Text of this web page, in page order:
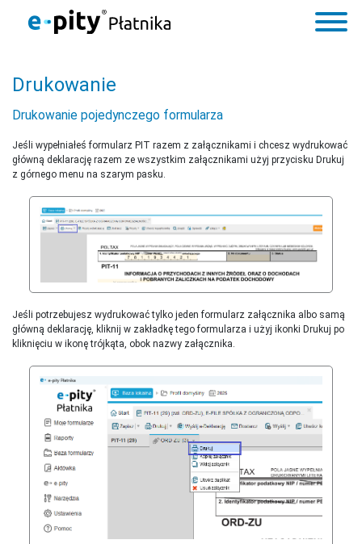
Drukowanie
Drukowanie pojedynczego formularza
Jeśli wypełniałeś formularz PIT razem z załącznikami i chcesz wydrukować
główną deklarację razem ze wszystkim załącznikami użyj przycisku Drukuj
z górnego menu na szarym pasku.
Jeśli potrzebujesz wydrukować tylko jeden formularz załącznika albo samą
główną deklarację, kliknij w zakładkę tego formularza i użyj ikonki Drukuj po
kliknięciu w ikonę trójkąta, obok nazwy załącznika.